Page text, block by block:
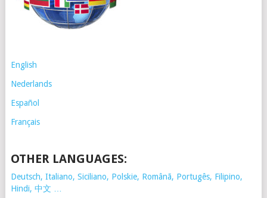
English
Nederlands
Español
Français
OTHER LANGUAGES:
Deutsch, Italiano, Siciliano, Polskie, Românã, Portugês, Filipino,
Hindi, 中文 …